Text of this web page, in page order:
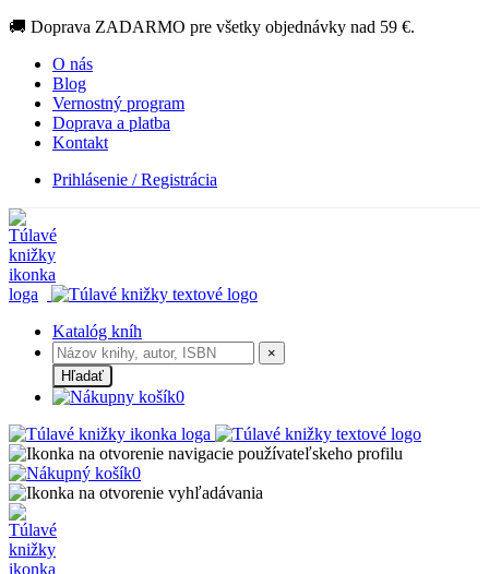
🚚 Doprava ZADARMO pre všetky objednávky nad 59 €.
O nás
Blog
Vernostný program
Doprava a platba
Kontakt
Prihlásenie / Registrácia
Katalóg kníh
×
Hľadať
0
0